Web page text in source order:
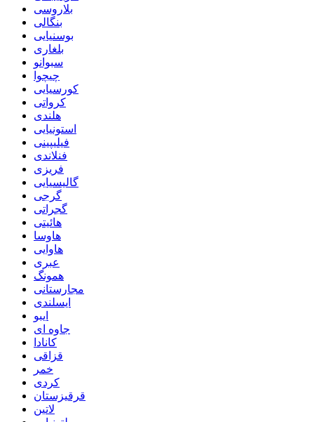
بلاروسی
بنگالی
بوسنیایی
بلغاری
سبوانو
چیچوا
کورسیایی
کرواتی
هلندی
استونیایی
فیلیپینی
فنلاندی
فریزی
گالیسیایی
گرجی
گجراتی
هائیتی
هاوسا
هاوایی
عبری
همونگ
مجارستانی
ایسلندی
ایبو
جاوه ای
کانادا
قزاقی
خمر
کردی
قرقیزستان
لاتین